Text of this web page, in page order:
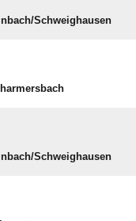
​Schweighausen
​Schweighausen